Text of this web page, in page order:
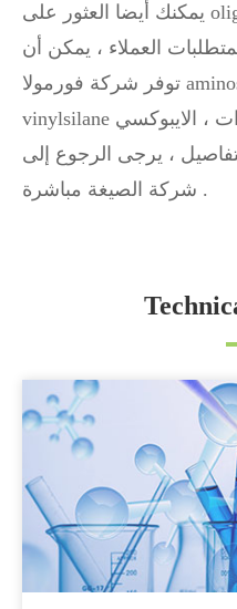
يمكنك أيضا العثور على oligomers وظيفية سيلان في
العملاء ، يمكن أن
توفر شركة فورمولا aminosilane قليل وحدات ،
vinylsilane قليل وحدات ، الايبوكسي silane قليل وحدات
، يرجى الرجوع إلى
شركة الصيغة مباشرة .